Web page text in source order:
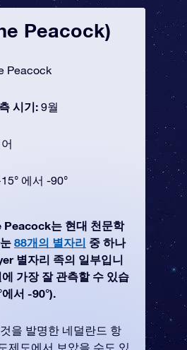
Peacock)
Peacock
시기: 9월
에서 -90°
Peacock는 현대 천문학
88개의 별자리 중 하나
별자리 족의 일부입니
가장 잘 관측할 수 있습
서 -90°).
을 발명한 네덜란드 항
제도에서 보았을 수도 있